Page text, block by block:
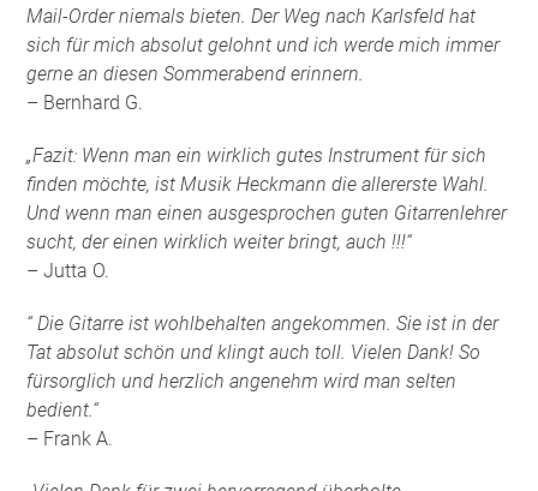
Mail-Order niemals bieten. Der Weg nach Karlsfeld hat
sich für mich absolut gelohnt und ich werde mich immer
gerne an diesen Sommerabend erinnern.
– Bernhard G.
„Fazit: Wenn man ein wirklich gutes Instrument für sich
finden möchte, ist Musik Heckmann die allererste Wahl.
Und wenn man einen ausgesprochen guten Gitarrenlehrer
sucht, der einen wirklich weiter bringt, auch !!!“
– Jutta O.
“ Die Gitarre ist wohlbehalten angekommen. Sie ist in der
Tat absolut schön und klingt auch toll. Vielen Dank! So
fürsorglich und herzlich angenehm wird man selten
bedient.“
– Frank A.